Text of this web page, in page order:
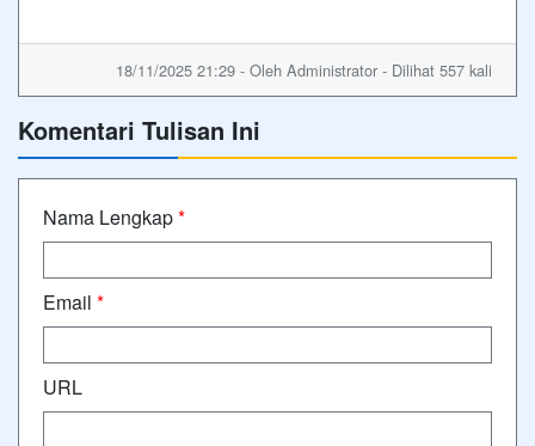
18/11/2025 21:29 - Oleh Administrator - Dilihat 557 kali
Komentari Tulisan Ini
Nama Lengkap*
Email *
URL